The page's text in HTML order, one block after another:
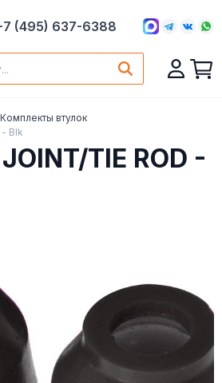
(495) 637-6388
Комплекты втулок
Blk
TIE ROD -